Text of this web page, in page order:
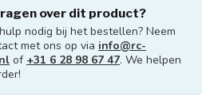
over dit product?
nodig bij het bestellen? Neem
met ons op via info@rc-
of +31 6 28 98 67 47. We helpen